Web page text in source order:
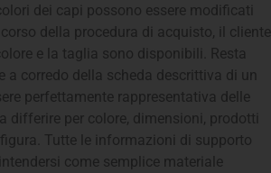
dei capi possono essere modificati
della procedura di acquisto, il cliente
e la taglia sono disponibili. Resta
a corredo della scheda descrittiva di un
perfettamente rappresentativa delle
differire per colore, dimensioni, prodotti
Tutte le informazioni di supporto
come semplice materiale